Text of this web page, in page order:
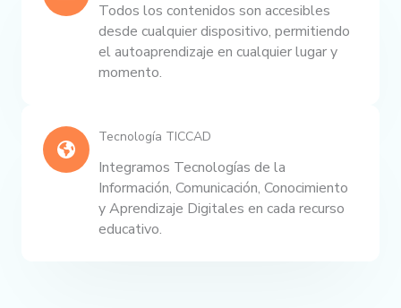
Todos los contenidos son accesibles
desde cualquier dispositivo, permitiendo
el autoaprendizaje en cualquier lugar y
momento.
Tecnología TICCAD
Integramos Tecnologías de la
Información, Comunicación, Conocimiento
y Aprendizaje Digitales en cada recurso
educativo.